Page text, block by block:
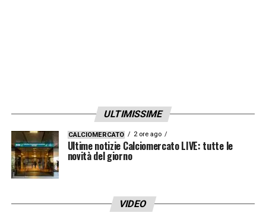
ULTIMISSIME
CALCIOMERCATO 2 ore ago
Ultime notizie Calciomercato LIVE: tutte le
novità del giorno
VIDEO